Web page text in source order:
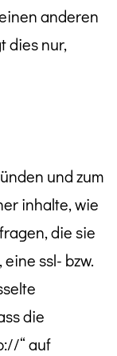
anderen
dies nur,
und zum
inhalte, wie
die sie
ssl- bzw.
die
“ auf